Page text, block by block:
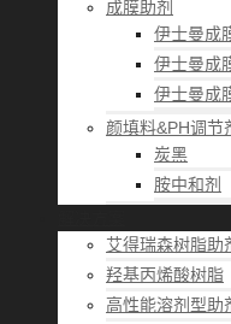
成膜助剂
伊士曼成
伊士曼成
伊士曼成
颜填料&PH调节
炭黑
胺中和剂
艾得瑞森树脂助
羟基丙烯酸树脂
高性能溶剂型助